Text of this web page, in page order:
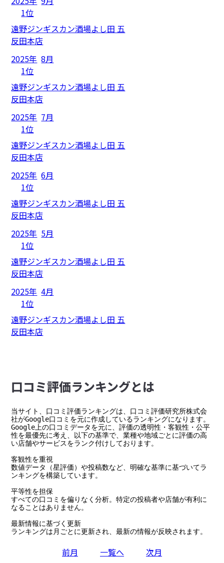
1位
遠野ジンギスカン酒場よし田 五
反田本店
2025年 8月
1位
遠野ジンギスカン酒場よし田 五
反田本店
2025年 7月
1位
遠野ジンギスカン酒場よし田 五
反田本店
2025年 6月
1位
遠野ジンギスカン酒場よし田 五
反田本店
2025年 5月
1位
遠野ジンギスカン酒場よし田 五
反田本店
2025年 4月
1位
遠野ジンギスカン酒場よし田 五
反田本店
⼝コミ評価ランキングとは
当サイト、口コミ評価ランキングは、口コミ評価研究所株式会
社がGoogle口コミを元に作成しているランキングになります。
Google上の口コミデータを元に、評価の透明性・客観性・公平
性を最優先に考え、以下の基準で、業種や地域ごとに評価の高
い店舗やサービスをランク付けしております。
客観性を重視
数値データ（星評価）や投稿数など、明確な基準に基づいてラ
ンキングを構築しています。
平等性を担保
すべての口コミを偏りなく分析。特定の投稿者や店舗が有利に
なることはありません。
最新情報に基づく更新
ランキングは月ごとに更新され、最新の情報が反映されます。
前月 一覧へ 次月